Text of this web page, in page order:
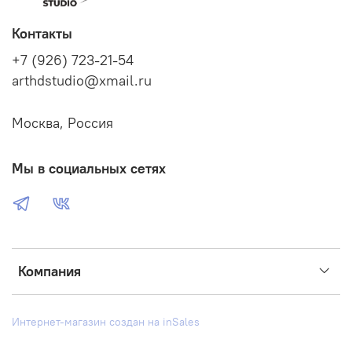
Компания
Контакты
+7 (926) 723-21-54
arthdstudio@xmail.ru
Москва, Россия
Мы в социальных сетях
Интернет-магазин создан на inSales